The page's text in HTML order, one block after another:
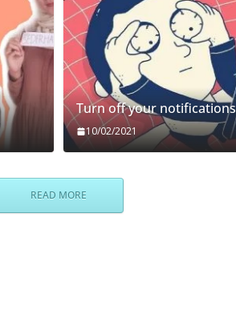
Turn off your notifications
10/02/2021
READ MORE